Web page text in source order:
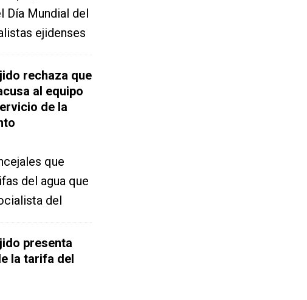
Día Mundial del
ejidenses
rechaza que
al equipo
de la
que
del agua que
del
presenta
la tarifa del